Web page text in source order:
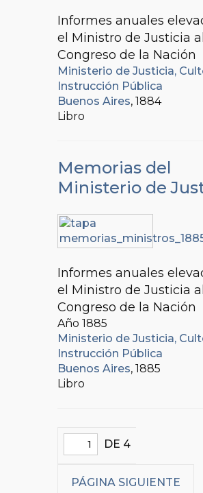
Informes anuales
el Ministro de Justicia al
Congreso de la Nación
Ministerio de Justicia,
Instrucción Pública
Buenos Aires, 1884
Libro
Memorias del
Ministerio de
Informes anuales
el Ministro de Justicia al
Congreso de la Nación
Año 1885
Ministerio de Justicia,
Instrucción Pública
Buenos Aires, 1885
Libro
DE 4
PÁGINA SIGUIENTE